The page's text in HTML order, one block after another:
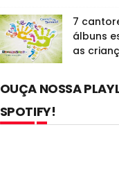
7
álbuns
as
OUÇA NOSSA
SPOTIFY!